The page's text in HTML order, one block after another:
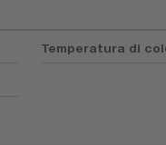
Temperatura di